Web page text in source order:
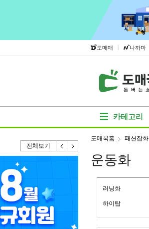
도매매 | 나까마
카테고리
전체보기
도매꾹홈 패션잡화
운동화
러닝화
하이탑